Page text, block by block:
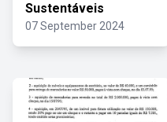
Sustentáveis
07 September 2024